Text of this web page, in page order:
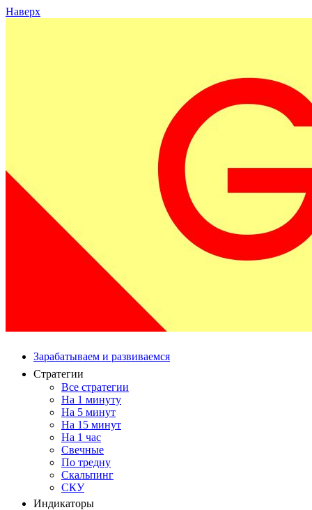
Наверх
Зарабатываем и развиваемся
Стратегии
Все стратегии
На 1 минуту
На 5 минут
На 15 минут
На 1 час
Свечные
По тредну
Скальпинг
СКУ
Индикаторы